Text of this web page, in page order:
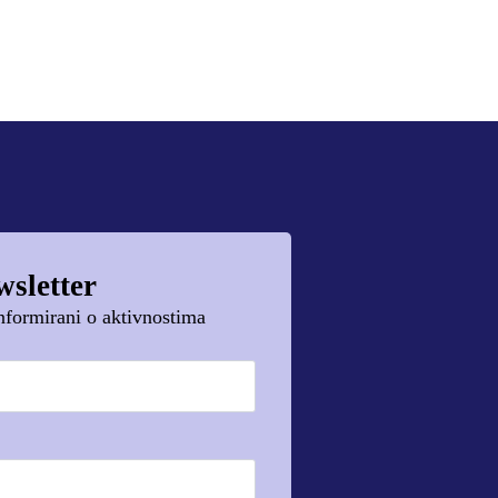
o aktivnostima